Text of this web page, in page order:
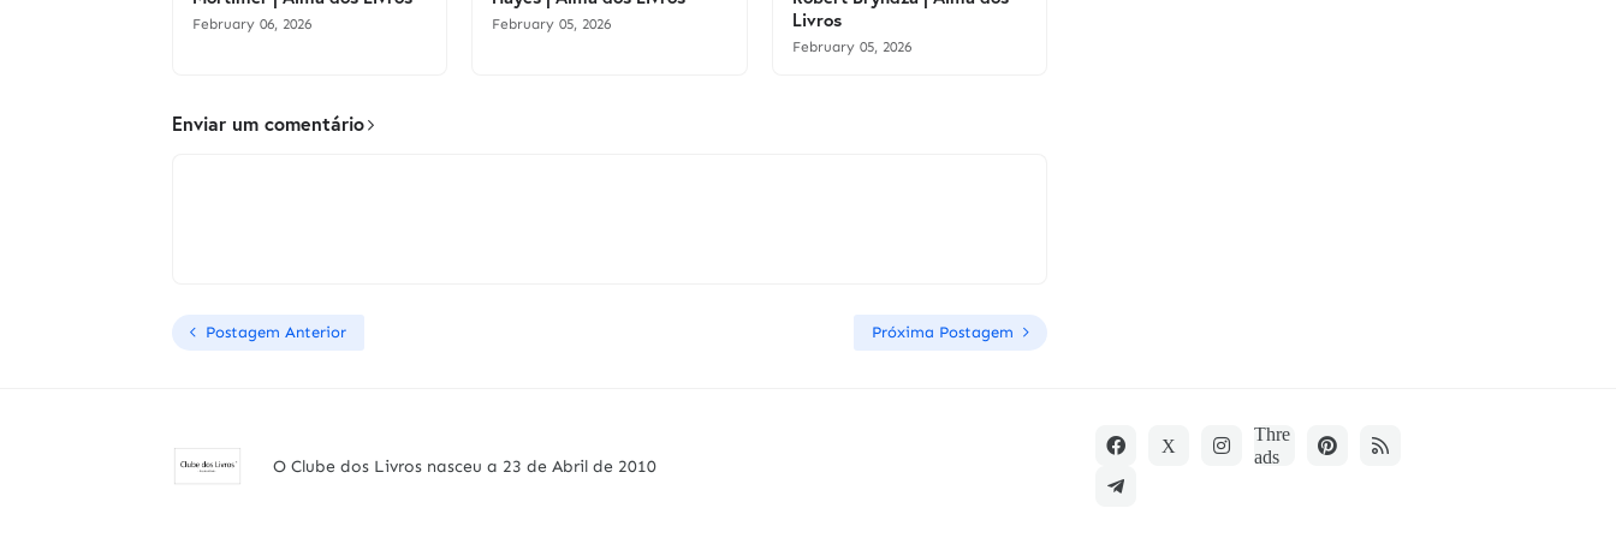
February 06, 2026 February 05, 2026
Livros
February 05, 2026
Enviar um comentário
Postagem Anterior Próxima Postagem
O Clube dos Livros nasceu a 23 de Abril de 2010